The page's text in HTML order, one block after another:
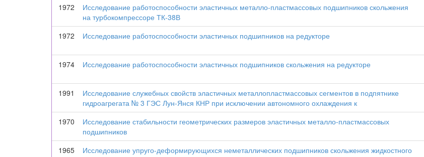
1972
Исследование работоспособности эластичных металло-пластмассовых подшипников скольжения
на турбокомпрессоре ТК-38В
1972
Исследование работоспособности эластичных подшипников на редукторе
1974
Исследование работоспособности эластичных подшипников скольжения на редукторе
1991
Исследование служебных свойств эластичных металлопластмассовых сегментов в подпятнике
гидроагрегата № 3 ГЭС Лун-Янся КНР при исключении автономного охлаждения к
1970
Исследование стабильности геометрических размеров эластичных металло-пластмассовых
подшипников
1965
Исследование упруго-деформирующихся неметаллических подшипников скольжения жидкостного